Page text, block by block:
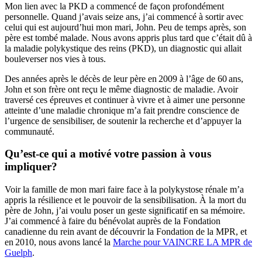
Mon lien avec la PKD a commencé de façon profondément
personnelle. Quand j’avais seize ans, j’ai commencé à sortir avec
celui qui est aujourd’hui mon mari, John. Peu de temps après, son
père est tombé malade. Nous avons appris plus tard que c’était dû à
la maladie polykystique des reins (PKD), un diagnostic qui allait
bouleverser nos vies à tous.
Des années après le décès de leur père en 2009 à l’âge de 60 ans,
John et son frère ont reçu le même diagnostic de maladie. Avoir
traversé ces épreuves et continuer à vivre et à aimer une personne
atteinte d’une maladie chronique m’a fait prendre conscience de
l’urgence de sensibiliser, de soutenir la recherche et d’appuyer la
communauté.
Qu’est-ce qui a motivé votre passion à vous
impliquer?
Voir la famille de mon mari faire face à la polykystose rénale m’a
appris la résilience et le pouvoir de la sensibilisation. À la mort du
père de John, j’ai voulu poser un geste significatif en sa mémoire.
J’ai commencé à faire du bénévolat auprès de la Fondation
canadienne du rein avant de découvrir la Fondation de la MPR, et
en 2010, nous avons lancé la Marche pour VAINCRE LA MPR de
Guelph.